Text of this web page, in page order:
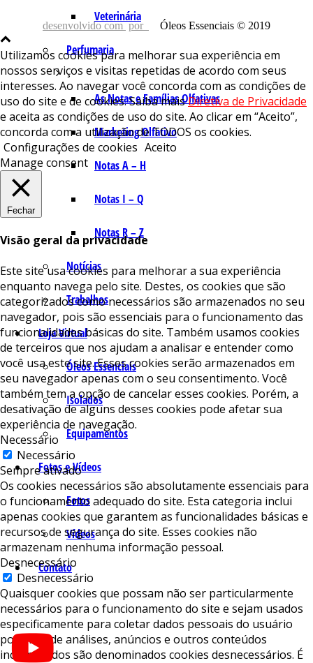
Veterinária
Perfumaria
As Notas e Famílias Olfativas
Marketing Olfativo
Notas A – H
Notas I – Q
Notas R – Z
Notícias
Trabalhos
Loja Virtual
Óleos Essenciais
Isolados
Equipamentos
Fotos e Vídeos
Fotos
Vídeos
Contato
desenvolvido com por Óleos Essenciais © 2019
Utilizamos cookies para melhorar sua experiência em
nossos serviços e visitas repetidas de acordo com seus
interesses. Ao navegar você concorda com as condições de
uso do site e de cookies. Saiba maisDiretiva de Privacidade
e aceita as condições de uso do site. Ao clicar em “Aceito”,
concorda com a utilização de TODOS os cookies.
Configurações de cookies Aceito
Manage consent
Fechar
Visão geral da privacidade
Este site usa cookies para melhorar a sua experiência
enquanto navega pelo site. Destes, os cookies que são
categorizados como necessários são armazenados no seu
navegador, pois são essenciais para o funcionamento das
funcionalidades básicas do site. Também usamos cookies
de terceiros que nos ajudam a analisar e entender como
você usa este site. Esses cookies serão armazenados em
seu navegador apenas com o seu consentimento. Você
também tem a opção de cancelar esses cookies. Porém, a
desativação de alguns desses cookies pode afetar sua
experiência de navegação.
Necessário
Necessário
Sempre ativado
Os cookies necessários são absolutamente essenciais para
o funcionamento adequado do site. Esta categoria inclui
apenas cookies que garantem as funcionalidades básicas e
recursos de segurança do site. Esses cookies não
armazenam nenhuma informação pessoal.
Desnecessário
Desnecessário
Quaisquer cookies que possam não ser particularmente
necessários para o funcionamento do site e sejam usados ​​
especificamente para coletar dados pessoais do usuário
por meio de análises, anúncios e outros conteúdos
incorporados são denominados cookies desnecessários. É